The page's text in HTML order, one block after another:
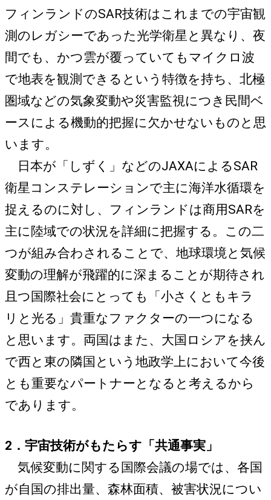
フィンランドのSAR技術はこれまでの宇宙観
測のレガシーであった光学衛星と異なり、夜
間でも、かつ雲が覆っていてもマイクロ波
で地表を観測できるという特徴を持ち、北極
圏域などの気象変動や災害監視につき民間ベ
ースによる機動的把握に欠かせないものと思
います。
日本が「しずく」などのJAXAによるSAR
衛星コンステレーションで主に海洋水循環を
捉えるのに対し、フィンランドは商用SARを
主に陸域での状況を詳細に把握する。この二
つが組み合わされることで、地球環境と気候
変動の理解が飛躍的に深まることが期待され
且つ国際社会にとっても「小さくともキラ
リと光る」貴重なファクターの一つになる
と思います。両国はまた、大国ロシアを挟ん
で西と東の隣国という地政学上において今後
とも重要なパートナーとなると考えるから
であります。
2．宇宙技術がもたらす「共通事実」
気候変動に関する国際会議の場では、各国
が自国の排出量、森林面積、被害状況につい